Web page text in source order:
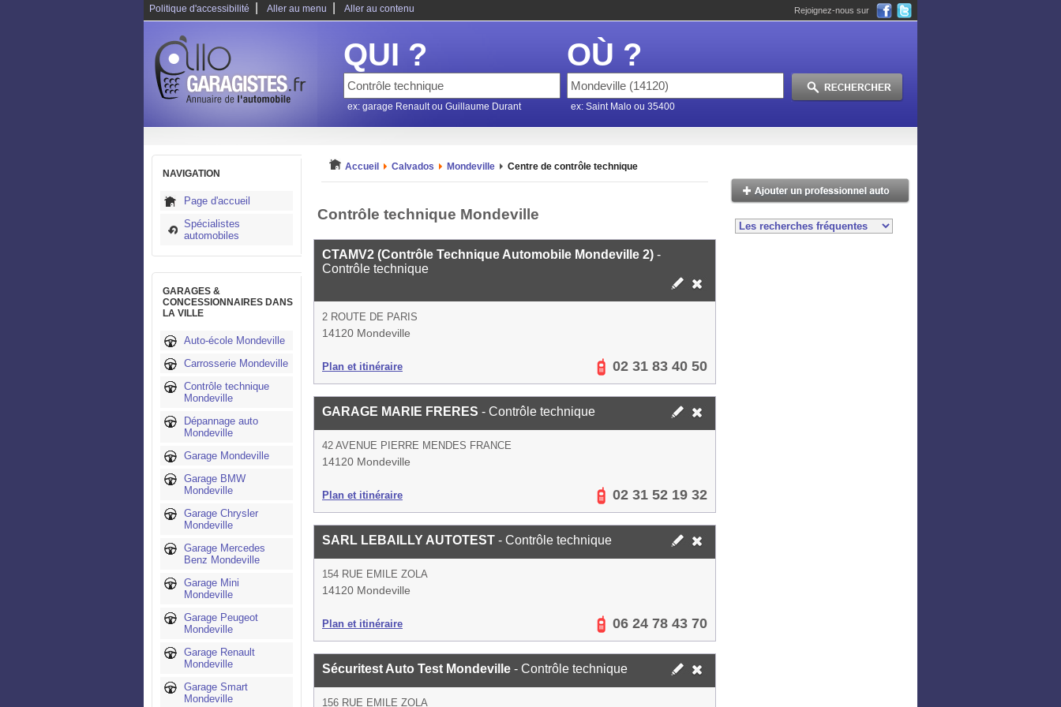
Politique d'accessibilité Aller au menu Aller au contenu Rejoignez-nous sur
QUI ?
ex: garage Renault ou Guillaume Durant
OÙ ?
ex: Saint Malo ou 35400
NAVIGATION
Page d'accueil
Spécialistes
automobiles
GARAGES &
CONCESSIONNAIRES DANS
LA VILLE
Auto-école Mondeville
Carrosserie Mondeville
Contrôle technique
Mondeville
Dépannage auto
Mondeville
Garage Mondeville
Garage BMW
Mondeville
Garage Chrysler
Mondeville
Garage Mercedes
Benz Mondeville
Garage Mini
Mondeville
Garage Peugeot
Mondeville
Garage Renault
Mondeville
Garage Smart
Mondeville
Accueil Calvados Mondeville Centre de contrôle technique
Contrôle technique Mondeville
CTAMV2 (Contrôle Technique Automobile Mondeville 2) -
Contrôle technique
2 ROUTE DE PARIS
14120 Mondeville
Plan et itinéraire 02 31 83 40 50
GARAGE MARIE FRERES - Contrôle technique
42 AVENUE PIERRE MENDES FRANCE
14120 Mondeville
Plan et itinéraire 02 31 52 19 32
SARL LEBAILLY AUTOTEST - Contrôle technique
154 RUE EMILE ZOLA
14120 Mondeville
Plan et itinéraire 06 24 78 43 70
Sécuritest Auto Test Mondeville - Contrôle technique
156 RUE EMILE ZOLA